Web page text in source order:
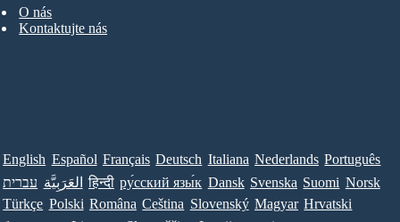
O nás
Kontaktujte nás
English Español Français Deutsch Italiana Nederlands Português
עברית العَرَبِيَّة हिन्दी ру́сский язы́к Dansk Svenska Suomi Norsk
Türkçe Polski Româna Ceština Slovenský Magyar Hrvatski